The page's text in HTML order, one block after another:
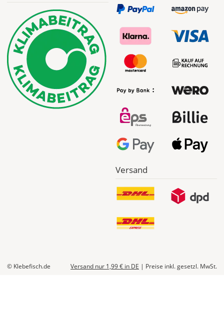
Versand
© Klebefisch.de Versand nur 1,99 € in DE | Preise inkl. gesetzl. MwSt.